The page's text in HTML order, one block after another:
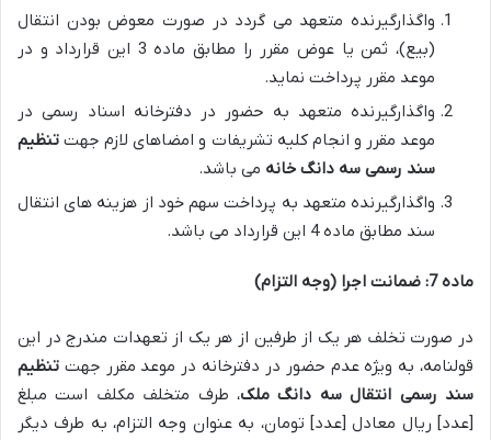
واگذارگیرنده متعهد می گردد در صورت معوض بودن انتقال
(بیع)، ثمن یا عوض مقرر را مطابق ماده 3 این قرارداد و در
موعد مقرر پرداخت نماید.
واگذارگیرنده متعهد به حضور در دفترخانه اسناد رسمی در
موعد مقرر و انجام کلیه تشریفات و امضاهای لازم جهت تنظیم
سند رسمی سه دانگ خانه می باشد.
واگذارگیرنده متعهد به پرداخت سهم خود از هزینه های انتقال
سند مطابق ماده 4 این قرارداد می باشد.
ماده 7: ضمانت اجرا (وجه التزام)
در صورت تخلف هر یک از طرفین از هر یک از تعهدات مندرج در این
قولنامه، به ویژه عدم حضور در دفترخانه در موعد مقرر جهت تنظیم
سند رسمی انتقال سه دانگ ملک، طرف متخلف مکلف است مبلغ
[عدد] ریال معادل [عدد] تومان، به عنوان وجه التزام، به طرف دیگر